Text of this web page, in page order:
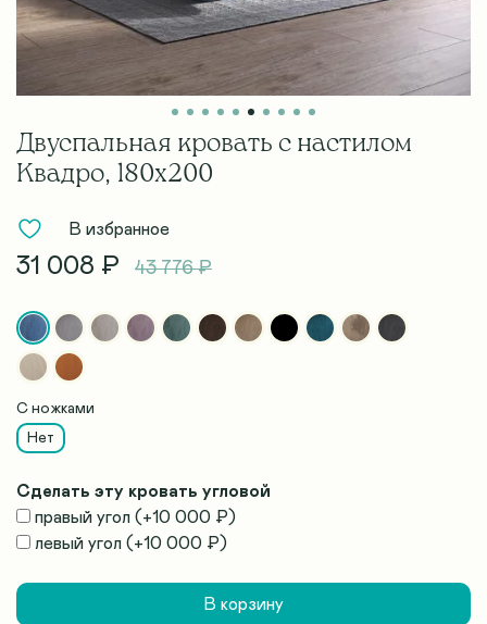
Двуспальная кровать с настилом
Квадро, 180х200
В избранное
31 008 ₽ 43 776 ₽
С ножками
Нет
Сделать эту кровать угловой
правый угол (+10 000 ₽)
левый угол (+10 000 ₽)
В корзину